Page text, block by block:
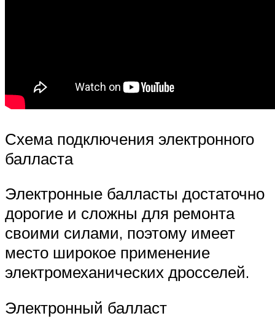
Схема подключения электронного
балласта
Электронные балласты достаточно
дорогие и сложны для ремонта
своими силами, поэтому имеет
место широкое применение
электромеханических дросселей.
Электронный балласт